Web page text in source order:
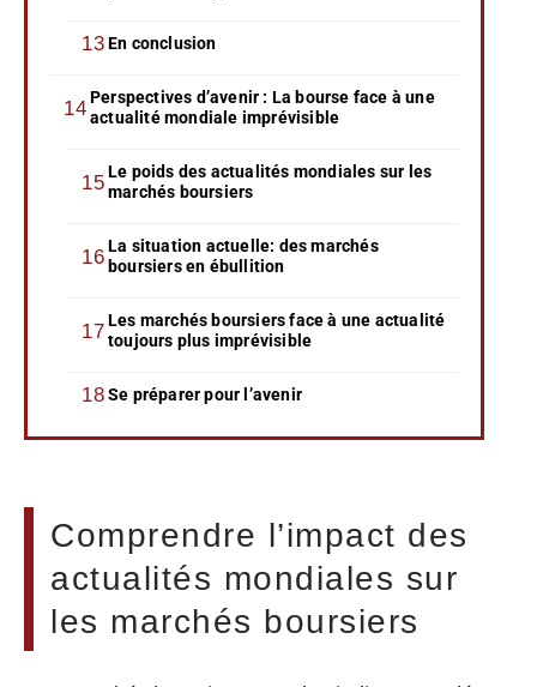
En conclusion
Perspectives d’avenir : La bourse face à une
actualité mondiale imprévisible
Le poids des actualités mondiales sur les
marchés boursiers
La situation actuelle: des marchés
boursiers en ébullition
Les marchés boursiers face à une actualité
toujours plus imprévisible
Se préparer pour l’avenir
Comprendre l’impact des
actualités mondiales sur
les marchés boursiers